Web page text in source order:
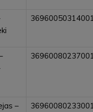
36960050314001
36960080237001
–
36960080233001